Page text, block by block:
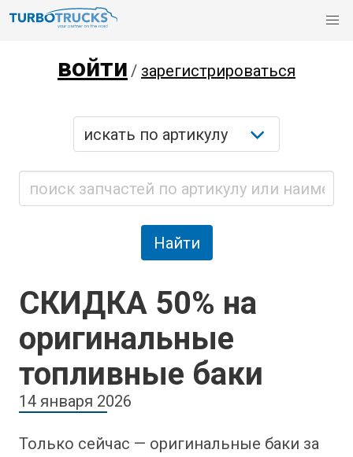
войти / зарегистрироваться
СКИДКА 50% на
оригинальные
топливные баки
14 января 2026
Только сейчас — оригинальные баки за